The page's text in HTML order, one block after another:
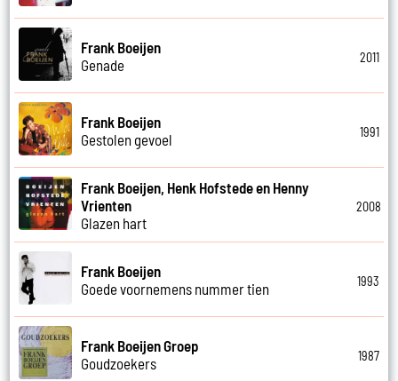
Frank Boeijen
Genade
2011
Frank Boeijen
Gestolen gevoel
1991
Frank Boeijen, Henk Hofstede en Henny
Vrienten
Glazen hart
2008
Frank Boeijen
Goede voornemens nummer tien
1993
Frank Boeijen Groep
Goudzoekers
1987